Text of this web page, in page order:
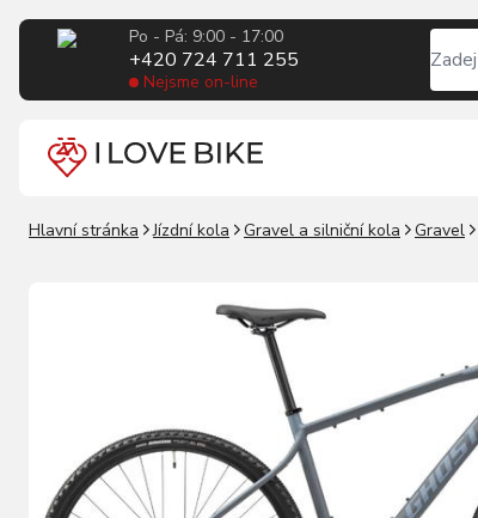
Po - Pá: 9:00 - 17:00
+420 724 711 255
Nejsme on-line
Hlavní stránka Jízdní kola Gravel a silniční kola Gravel